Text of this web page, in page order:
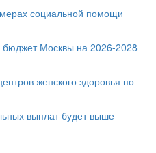
социальной помощи
Москвы на 2026-2028
женского здоровья по
выплат будет выше